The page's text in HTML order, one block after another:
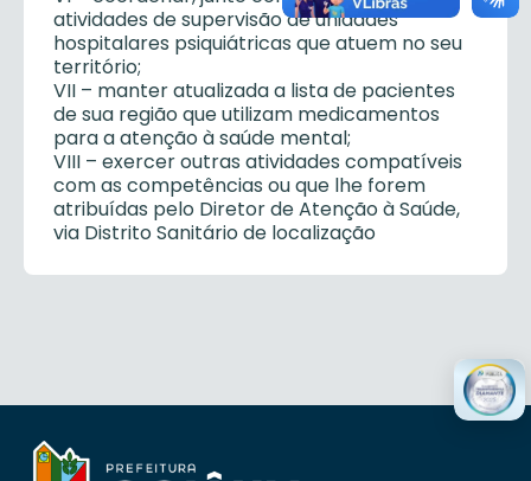
atividades de supervisão de unidades
hospitalares psiquiátricas que atuem no seu
território;
VII – manter atualizada a lista de pacientes
de sua região que utilizam medicamentos
para a atenção à saúde mental;
VIII – exercer outras atividades compatíveis
com as competências ou que lhe forem
atribuídas pelo Diretor de Atenção à Saúde,
via Distrito Sanitário de localização